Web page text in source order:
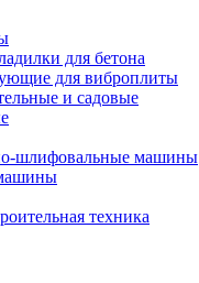
для бетона
для виброплиты
и садовые
шлифовальные машины
техника